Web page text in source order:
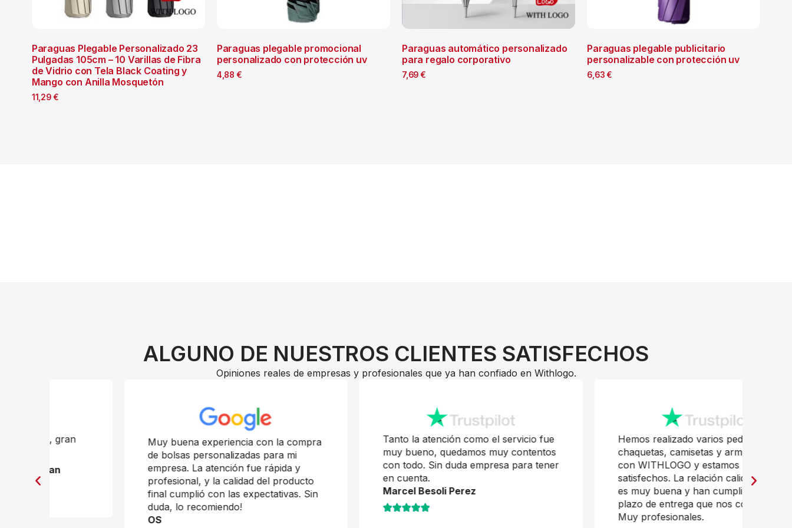
Paraguas Plegable Personalizado 23
Pulgadas 105cm – 10 Varillas de Fibra
de Vidrio con Tela Black Coating y
Mango con Anilla Mosquetón
11,29 €
Paraguas plegable promocional
personalizado con protección uv
4,88 €
Paraguas automático personalizado
para regalo corporativo
7,69 €
Paraguas plegable publicitario
personalizable con protección uv
6,63 €
ALGUNO DE NUESTROS CLIENTES SATISFECHOS
Opiniones reales de empresas y profesionales que ya han confiado en Withlogo.
Muy buena experiencia con la compra
de bolsas personalizadas para mi
empresa. La atención fue rápida y
profesional, y la calidad del producto
final cumplió con las expectativas. Sin
duda, lo recomiendo!
Tanto la atención como el servicio fue
muy bueno, quedamos muy contentos
con todo. Sin duda empresa para tener
en cuenta.
Marcel Besoli Perez
Hemos realizado varios pedidos,
chaquetas, camisetas y armillas HI-VI,
con WITHLOGO y estamos muy
satisfechos. La relación calidad precio
es muy buena y han cumplido con el
plazo de entrega que nos comentaron.
Muy profesionales.